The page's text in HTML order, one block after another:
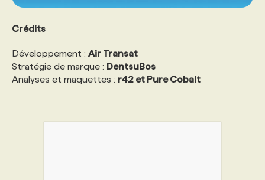
Crédits
Développement : Air Transat
Stratégie de marque : DentsuBos
Analyses et maquettes : r42 et Pure Cobalt